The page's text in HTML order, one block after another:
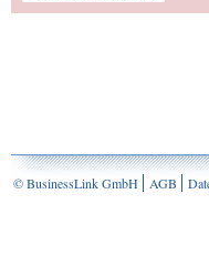
© BusinessLink GmbH AGB